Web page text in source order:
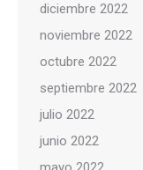
diciembre 2022
noviembre 2022
octubre 2022
septiembre 2022
julio 2022
junio 2022